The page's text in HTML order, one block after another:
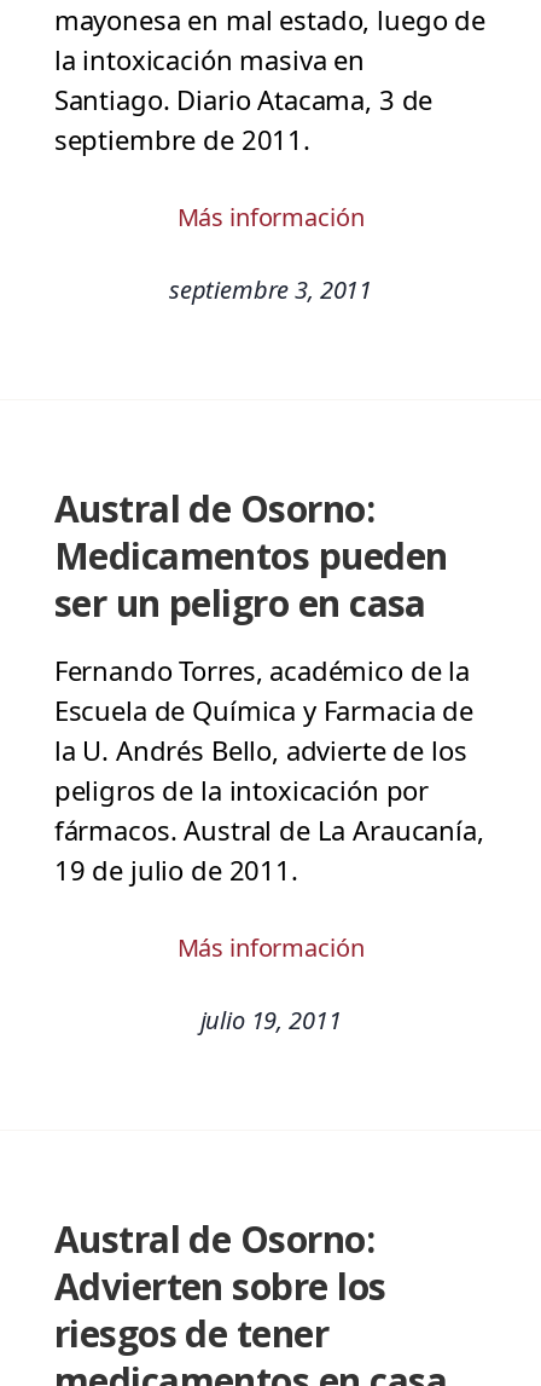
mayonesa en mal estado, luego de
la intoxicación masiva en
Santiago. Diario Atacama, 3 de
septiembre de 2011.
Más información
septiembre 3, 2011
Austral de Osorno:
Medicamentos pueden
ser un peligro en casa
Fernando Torres, académico de la
Escuela de Química y Farmacia de
la U. Andrés Bello, advierte de los
peligros de la intoxicación por
fármacos. Austral de La Araucanía,
19 de julio de 2011.
Más información
julio 19, 2011
Austral de Osorno:
Advierten sobre los
riesgos de tener